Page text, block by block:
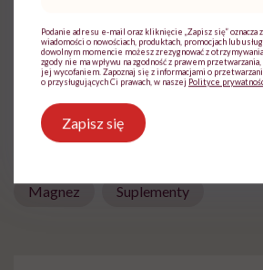
Udostępnij
Magnez Suplementy
Podanie adresu e-mail oraz kliknięcie „Zapisz się” oznacza
wiadomości o nowościach, produktach, promocjach lub
dowolnym momencie możesz zrezygnować z
zgody nie ma wpływu na zgodność z prawem
jej wycofaniem. Zapoznaj się z informacjami o
o przysługujących Ci prawach, w naszej Polityce
Zapisz się